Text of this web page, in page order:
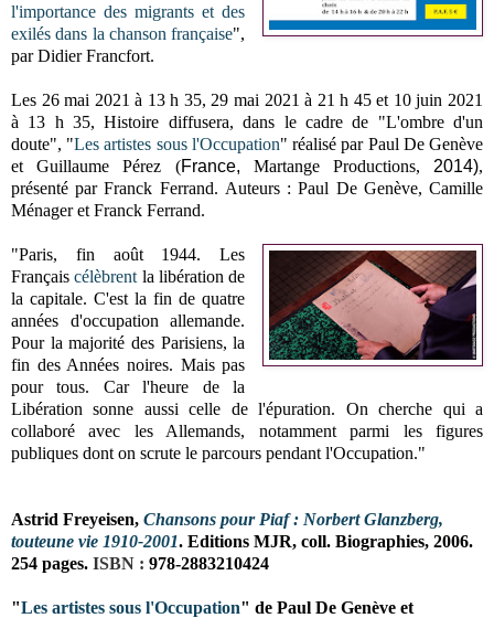
l'importance des migrants et des
exilés dans la chanson française",
par Didier Francfort.
Les 26 mai 2021 à 13 h 35, 29 mai 2021 à 21 h 45 et 10 juin 2021
à 13 h 35, Histoire diffusera, dans le cadre de "L'ombre d'un
doute", "Les artistes sous l'Occupation" réalisé par Paul De Genève
et Guillaume Pérez (France, Martange Productions, 2014),
présentépar Franck Ferrand. Auteurs : Paul De Genève, Camille
Ménager et Franck Ferrand.
"Paris, fin août 1944. Les
Françaiscélèbrent la libération de
la capitale. C'est la fin de quatre
années d'occupation allemande.
Pour la majorité des Parisiens, la
fin des Années noires. Mais pas
pour tous. Car l'heure de la
Libération sonne aussi celle de l'épuration. On cherche qui a
collaboré avec les Allemands, notamment parmi les figures
publiques dont on scrute le parcours pendant l'Occupation."
Astrid Freyeisen, Chansons pour Piaf : Norbert Glanzberg,
touteune vie 1910-2001. Editions MJR, coll. Biographies, 2006.
254 pages. ISBN : 978-2883210424
"Les artistes sous l'Occupation" de Paul De Genève et